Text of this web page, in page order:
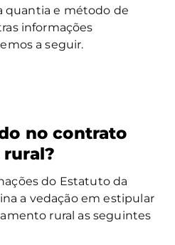
quantia e método de
informações
a seguir.
no contrato
do Estatuto da
a vedação em estipular
rural as seguintes